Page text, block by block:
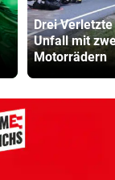
Drei
Unfall mit
Motorrädern